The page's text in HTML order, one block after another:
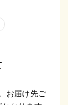
お届け先ご